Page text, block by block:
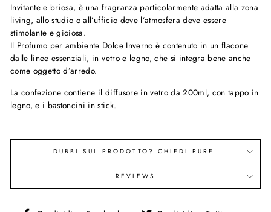
Invitante e briosa, è una fragranza particolarmente adatta alla zona
living, allo studio o all’ufficio dove l’atmosfera deve essere
stimolante e gioiosa.
Il Profumo per ambiente Dolce Inverno è contenuto in un flacone
dalle linee essenziali, in vetro e legno, che si integra bene anche
come oggetto d’arredo.
La confezione contiene il diffusore in vetro da 200ml, con tappo in
legno, e i bastoncini in stick.
DUBBI SUL PRODOTTO? CHIEDI PURE!
REVIEWS